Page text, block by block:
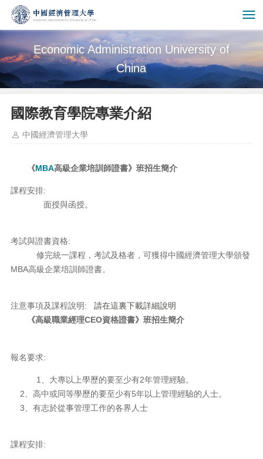
Economic Administration University of
China
國際教育學院專業介紹
中國經濟管理大學
《MBA高級企業培訓師證書》班招生簡介
課程安排:
面授與函授。
考試與證書資格:
修完統一課程，考試及格者，可獲得中國經濟管理大學頒發
MBA高級企業培訓師證書。
注意事項及課程說明: 請在這裏下載詳細說明
《高級職業經理CEO資格證書》班招生簡介
報名要求:
1、大專以上學歷的要至少有2年管理經驗。
2、高中或同等學歷的要至少有5年以上管理經驗的人士。
3、有志於從事管理工作的各界人士
課程安排: